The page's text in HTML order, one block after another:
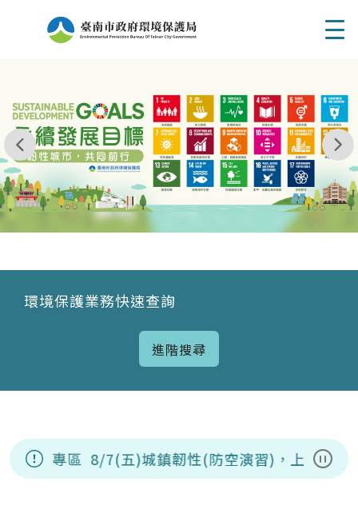
環境保護業務快速查詢
進階搜尋
暫停
資訊專區 8/7(五)城鎮韌性(防空演習)，上午收運